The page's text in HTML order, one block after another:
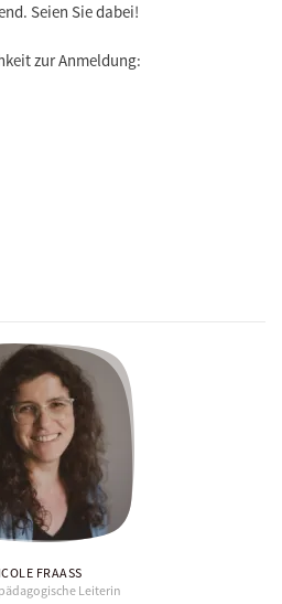
Seien Sie dabei!
zur Anmeldung:
FRAASS
Leiterin